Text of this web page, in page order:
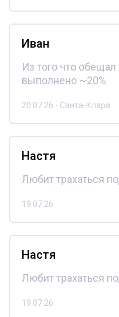
Иван
Из того что
выполнено ~20%
20.07.26 - Санта-Клара
Настя
Любит трахаться
19.07.26
Настя
Любит трахаться
19.07.26